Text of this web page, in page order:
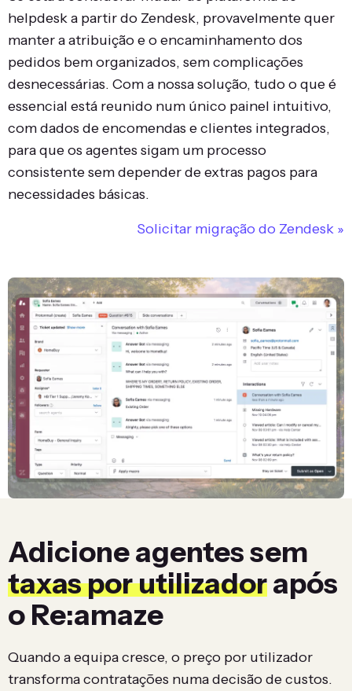
helpdesk a partir do Zendesk, provavelmente quer
manter a atribuição e o encaminhamento dos
pedidos bem organizados, sem complicações
desnecessárias. Com a nossa solução, tudo o que é
essencial está reunido num único painel intuitivo,
com dados de encomendas e clientes integrados,
para que os agentes sigam um processo
consistente sem depender de extras pagos para
necessidades básicas.
Solicitar migração do Zendesk »
Adicione agentes sem
taxas por utilizadorapós
o Re:amaze
Quando a equipa cresce, o preço por utilizador
transforma contratações numa decisão de custos.